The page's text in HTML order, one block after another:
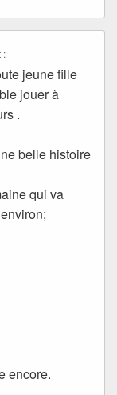
:
jeune fille
jouer à
.
belle histoire
qui va
encore.